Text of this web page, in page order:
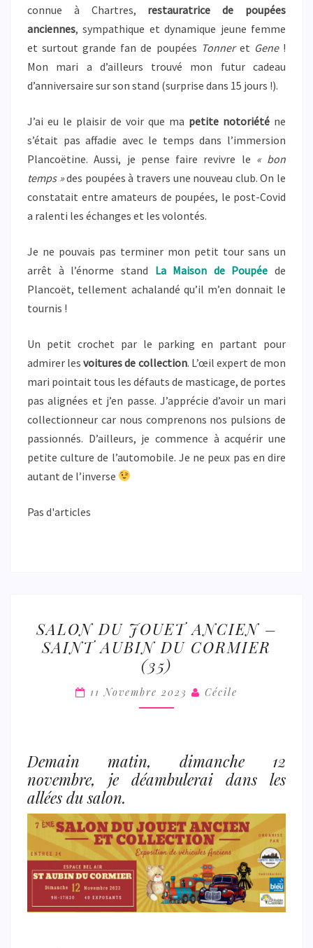
connue à Chartres, restauratrice de poupées
anciennes, sympathique et dynamique jeune femme
et surtout grande fan de poupées Tonner et Gene !
Mon mari a d’ailleurs trouvé mon futur cadeau
d’anniversaire sur son stand (surprise dans 15 jours !).
J’ai eu le plaisir de voir que ma petite notoriété ne
s’était pas affadie avec le temps dans l’immersion
Plancoëtine. Aussi, je pense faire revivre le « bon
temps »des poupées à travers une nouveau club. On le
constatait entre amateurs de poupées, le post-Covid
a ralenti les échanges et les volontés.
Je ne pouvais pas terminer mon petit tour sans un
arrêt à l’énorme stand La Maison de Poupée de
Plancoët, tellement achalandé qu’il m’en donnait le
tournis !
Un petit crochet par le parking en partant pour
admirer lesvoitures de collection. L’œil expert de mon
mari pointait tous les défauts de masticage, de portes
pas alignées et j’en passe. J’apprécie d’avoir un mari
collectionneur car nous comprenons nos pulsions de
passionnés. D’ailleurs, je commence à acquérir une
petite culture de l’automobile. Je ne peux pas en dire
autant de l’inverse
Pas d'articles
DU
JOUET
ANCIEN
–
SAINT
CORMIER
(35)
SALON DU JOUET ANCIEN –
SAINT AUBIN DU CORMIER
(35)
11 Novembre 2023 Cécile
Demain matin, dimanche 12
novembre, je déambulerai dans les
allées du salon.